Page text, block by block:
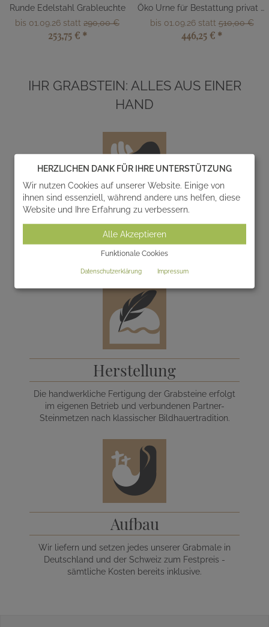
Runde Edelstahl Grableuchte
bis 01.09.26 statt 290,00 €
253,75 € *
Öko Urne für Bestattung privat kaufen
bis 01.09.26 statt510,00 €
446,25 € *
IHR GRABSTEIN: ALLES AUS EINER
HAND
Entwurf
Wir entwerfen und realisieren gemeinsam mit Ihnen
einzigartige Gedenksteine zur individuellen
Herstellung
Die handwerkliche Fertigung der Grabsteine erfolgt
im eigenen Betrieb und verbundenen Partner-
Steinmetzen nach klassischer Bildhauertradition.
Aufbau
Wir liefern und setzen jedes unserer Grabmale in
Deutschland und der Schweiz zum Festpreis -
sämtliche Kosten bereits inklusive.
HERZLICHEN DANK FÜR IHRE UNTERSTÜTZUNG
Wir nutzen Cookies auf unserer Website. Einige von
ihnen sind essenziell, während andere uns helfen, diese
Website und Ihre Erfahrung zu verbessern.
Alle Akzeptieren
Funktionale Cookies
Datenschutzerklärung Impressum